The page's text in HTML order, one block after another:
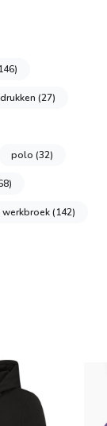
(27)
polo (32)
werkbroek(142)